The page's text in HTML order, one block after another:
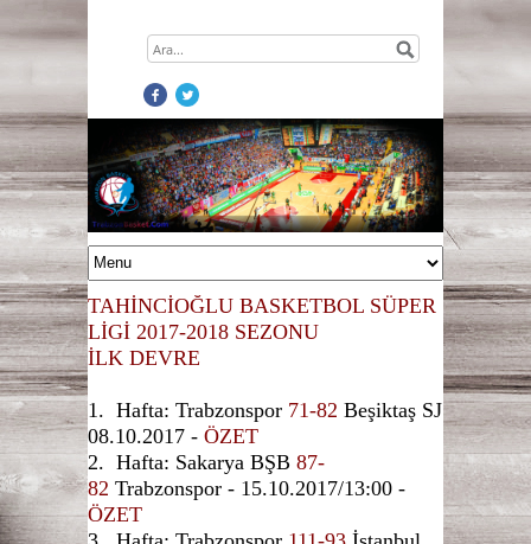
TAHİNCİOĞLU BASKETBOL SÜPER
LİGİ 2017-2018 SEZONU
İLK DEVRE
1. Hafta: Trabzonspor 71-82 Beşiktaş SJ
08.10.2017 - ÖZET
2. Hafta: Sakarya BŞB 87-
82 Trabzonspor - 15.10.2017/13:00 -
ÖZET